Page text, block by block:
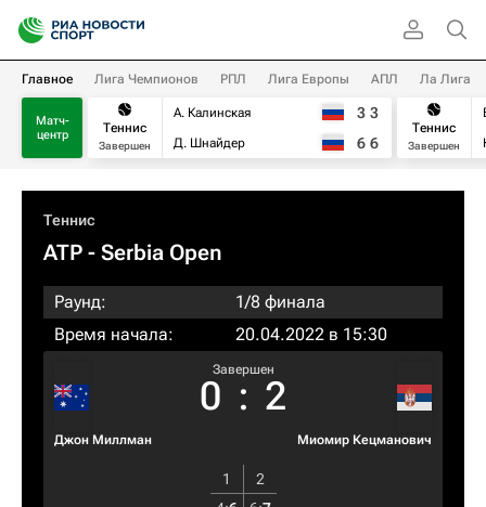
Главное Лига Чемпионов РПЛ Лига Европы АПЛ Ла Лига
Матч-
центр
Теннис
Завершен
А. Калинская
Д. Шнайдер
3 3
6 6
Теннис
Завершен
Теннис
ATP - Serbia Open
Раунд:
1/8 финала
Время начала:
20.04.2022 в 15:30
Джон Миллман
Завершен
0 : 2
Миомир Кецманович
1
2